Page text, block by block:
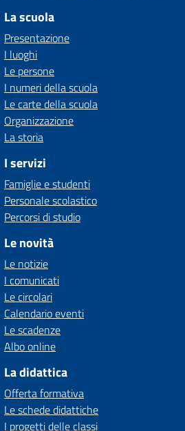
La scuola
Presentazione
I luoghi
Le persone
I numeri della scuola
Le carte della scuola
Organizzazione
La storia
I servizi
Famiglie e studenti
Personale scolastico
Percorsi di studio
Le novità
Le notizie
I comunicati
Le circolari
Calendario eventi
Le scadenze
Albo online
La didattica
Offerta formativa
Le schede didattiche
I progetti delle classi